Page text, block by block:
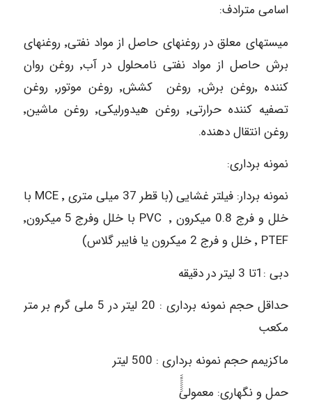
اسامی مترادف:
میستهای معلق در روغنهای حاصل از مواد نفتی٬ روغنهای
برش حاصل از مواد نفتی نامحلول در آب٬ روغن روان
کننده ٬روغن برش٬ روغن کشش٬ روغن موتور٬ روغن
تصفیه کننده حرارتی٬ روغن هیدورلیکی٬ روغن ماشین٬
روغن انتقال دهنده.
نمونه برداری:
نمونه بردار: فیلتر غشایی (با قطر 37 میلی متری ٬ MCE با
خلل و فرج 0.8 میکرون ٬ PVC با خلل وفرج 5 میکرون٬
PTEF ٬ خلل و فرج 2 میکرون یا فایبر گلاس)
دبی :1تا 3 لیتر در دقیقه
حداقل حجم نمونه برداری : 20 لیتر در 5 ملی گرم بر متر
مکعب
ماکزیمم حجم نمونه برداری : 500 لیتر
حمل و نگهاری: معمولیَََََََََ